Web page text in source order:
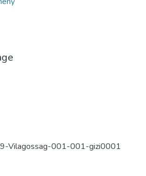
Vilagossag-001-001-gizi0001